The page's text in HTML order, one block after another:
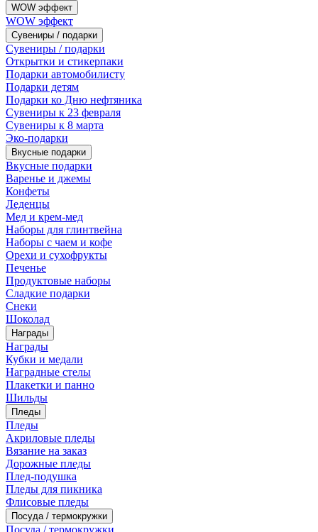
WOW эффект
WOW эффект
Сувениры / подарки
Сувениры / подарки
Открытки и стикерпаки
Подарки автомобилисту
Подарки детям
Подарки ко Дню нефтяника
Сувениры к 23 февраля
Сувениры к 8 марта
Эко-подарки
Вкусные подарки
Вкусные подарки
Варенье и джемы
Конфеты
Леденцы
Мед и крем-мед
Наборы для глинтвейна
Наборы с чаем и кофе
Орехи и сухофрукты
Печенье
Продуктовые наборы
Сладкие подарки
Снеки
Шоколад
Награды
Награды
Кубки и медали
Наградные стелы
Плакетки и панно
Шильды
Пледы
Пледы
Акриловые пледы
Вязание на заказ
Дорожные пледы
Плед-подушка
Пледы для пикника
Флисовые пледы
Посуда / термокружки
Посуда / термокружки